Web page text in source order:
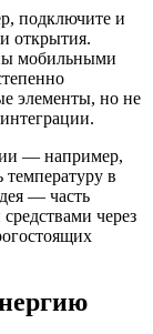
подключите и
открытия.
мобильными
элементы, но не
— например,
температуру в
— часть
через